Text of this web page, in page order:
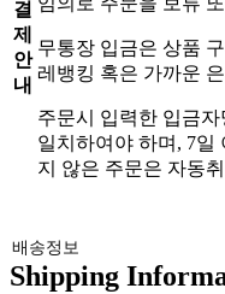
결
제
안
내
무통장 입금은 상품
레뱅킹 혹은 가까운
주문시 입력한 입금
일치하여야 하며, 7일
지 않은 주문은 자동
배송정보
Shipping